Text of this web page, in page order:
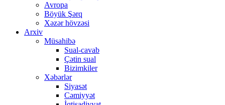
Avropa
Böyük Şərq
Xəzər hövzəsi
Arxiv
Müsahibə
Sual-cavab
Çətin sual
Bizimkiler
Xəbərlər
Siyasət
Cəmiyyət